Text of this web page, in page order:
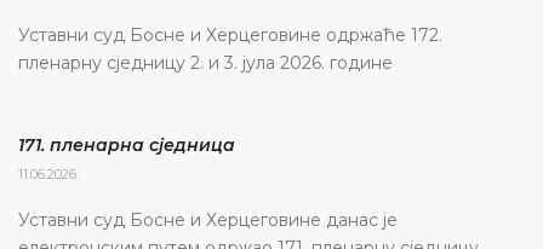
Уставни суд Босне и Херцеговине одржаће 172.
пленарну сједницу 2. и 3. јула 2026. године
171. пленарна сједницa
11.06.2026.
Уставни суд Босне и Херцеговине данас је